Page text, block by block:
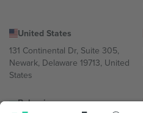
United States
131 Continental Dr, Suite 305,
Newark, Delaware 19713, United
States
Bulgaria